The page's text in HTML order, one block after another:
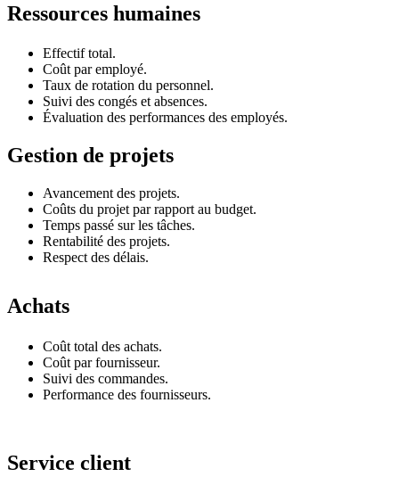
Ressources humaines
Effectif total.
Coût par employé.
Taux de rotation du personnel.
Suivi des congés et absences.
Évaluation des performances des employés.
Gestion de projets
Avancement des projets.
Coûts du projet par rapport au budget.
Temps passé sur les tâches.
Rentabilité des projets.
Respect des délais.
Achats
Coût total des achats.
Coût par fournisseur.
Suivi des commandes.
Performance des fournisseurs.
Service client